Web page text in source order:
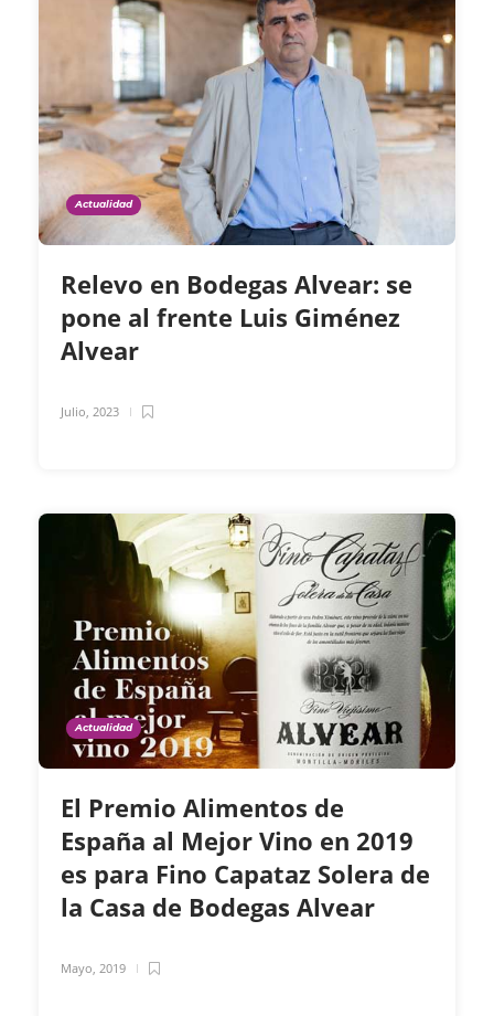
Actualidad
Relevo en Bodegas Alvear: se
pone al frente Luis Giménez
Alvear
Julio, 2023
Actualidad
El Premio Alimentos de
España al Mejor Vino en 2019
es para Fino Capataz Solera de
la Casa de Bodegas Alvear
Mayo, 2019